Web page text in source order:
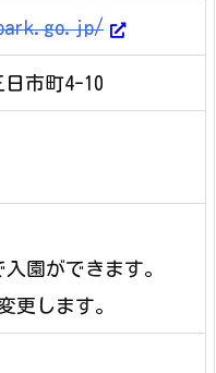
日市町4-10
園ができます。
更します。